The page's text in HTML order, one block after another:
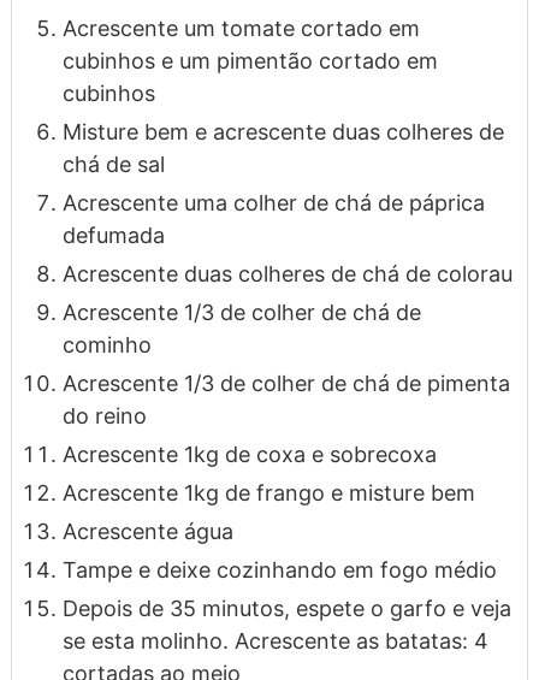
Acrescente um tomate cortado em
cubinhos e um pimentão cortado em
cubinhos
Misture bem e acrescente duas colheres de
chá de sal
Acrescente uma colher de chá de páprica
defumada
Acrescente duas colheres de chá de colorau
Acrescente 1/3 de colher de chá de
cominho
Acrescente 1/3 de colher de chá de pimenta
do reino
Acrescente 1kg de coxa e sobrecoxa
Acrescente 1kg de frango e misture bem
Acrescente água
Tampe e deixe cozinhando em fogo médio
Depois de 35 minutos, espete o garfo e veja
se esta molinho. Acrescente as batatas: 4
cortadas ao meio